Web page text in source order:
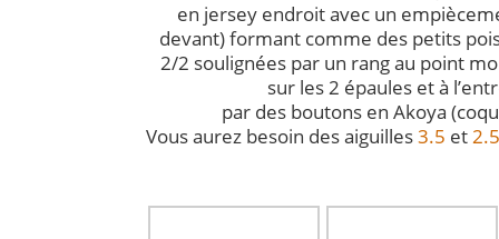
en jersey endroit avec un
devant) formant comme des petits
2/2 soulignées par un rang au point
sur les 2 épaules et à
par des boutons en Akoya
Vous aurez besoin des aiguilles3.5 et2.5